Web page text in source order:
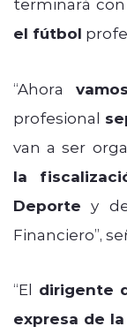
el fútbol
“Ahora
profesional
van a ser
la
Deporte y
Financiero”,
“El dirigente
expresa de